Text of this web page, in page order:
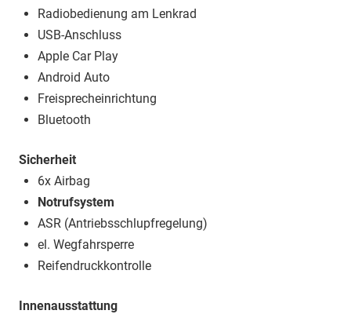
Radiobedienung am Lenkrad
USB-Anschluss
Apple Car Play
Android Auto
Freisprecheinrichtung
Bluetooth
Sicherheit
6x Airbag
Notrufsystem
ASR (Antriebsschlupfregelung)
el. Wegfahrsperre
Reifendruckkontrolle
Innenausstattung